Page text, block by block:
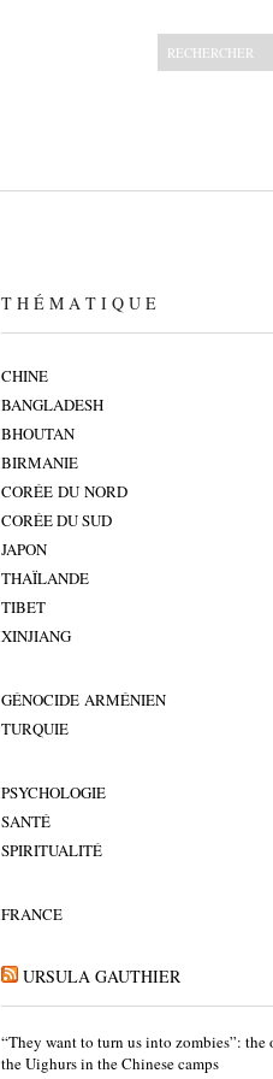
T H É M A T I Q U E
CHINE
BANGLADESH
BHOUTAN
BIRMANIE
CORÉE DU NORD
CORÉE DU SUD
JAPON
THAÏLANDE
TIBET
XINJIANG
GÉNOCIDE ARMÉNIEN
TURQUIE
PSYCHOLOGIE
SANTÉ
SPIRITUALITÉ
FRANCE
URSULA GAUTHIER
“They want to turn us into zombies”: the
the Uighurs in the Chinese camps